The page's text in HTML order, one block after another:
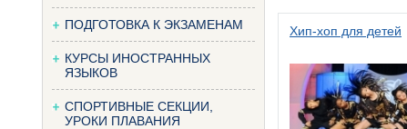
ПОДГОТОВКА К ЭКЗАМЕНАМ
КУРСЫ ИНОСТРАННЫХ
ЯЗЫКОВ
СПОРТИВНЫЕ СЕКЦИИ,
УРОКИ ПЛАВАНИЯ
Хип-хоп для детей